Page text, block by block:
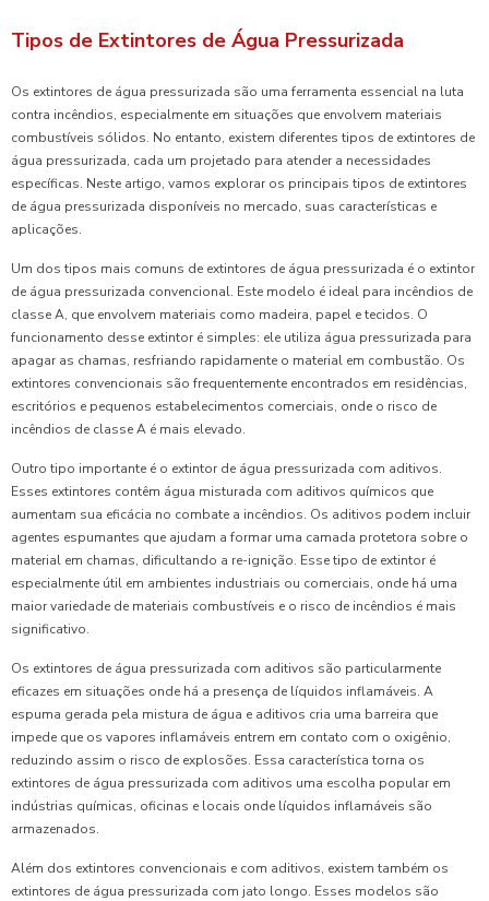
Tipos de Extintores de Água Pressurizada
Os extintores de água pressurizada são uma ferramenta essencial na luta
contra incêndios, especialmente em situações que envolvem materiais
combustíveis sólidos. No entanto, existem diferentes tipos de extintores de
água pressurizada, cada um projetado para atender a necessidades
específicas. Neste artigo, vamos explorar os principais tipos de extintores
de água pressurizada disponíveis no mercado, suas características e
aplicações.
Um dos tipos mais comuns de extintores de água pressurizada é o extintor
de água pressurizada convencional. Este modelo é ideal para incêndios de
classe A, que envolvem materiais como madeira, papel e tecidos. O
funcionamento desse extintor é simples: ele utiliza água pressurizada para
apagar as chamas, resfriando rapidamente o material em combustão. Os
extintores convencionais são frequentemente encontrados em residências,
escritórios e pequenos estabelecimentos comerciais, onde o risco de
incêndios de classe A é mais elevado.
Outro tipo importante é o extintor de água pressurizada com aditivos.
Esses extintores contêm água misturada com aditivos químicos que
aumentam sua eficácia no combate a incêndios. Os aditivos podem incluir
agentes espumantes que ajudam a formar uma camada protetora sobre o
material em chamas, dificultando a re-ignição. Esse tipo de extintor é
especialmente útil em ambientes industriais ou comerciais, onde há uma
maior variedade de materiais combustíveis e o risco de incêndios é mais
significativo.
Os extintores de água pressurizada com aditivos são particularmente
eficazes em situações onde há a presença de líquidos inflamáveis. A
espuma gerada pela mistura de água e aditivos cria uma barreira que
impede que os vapores inflamáveis entrem em contato com o oxigênio,
reduzindo assim o risco de explosões. Essa característica torna os
extintores de água pressurizada com aditivos uma escolha popular em
indústrias químicas, oficinas e locais onde líquidos inflamáveis são
armazenados.
Além dos extintores convencionais e com aditivos, existem também os
extintores de água pressurizada com jato longo. Esses modelos são